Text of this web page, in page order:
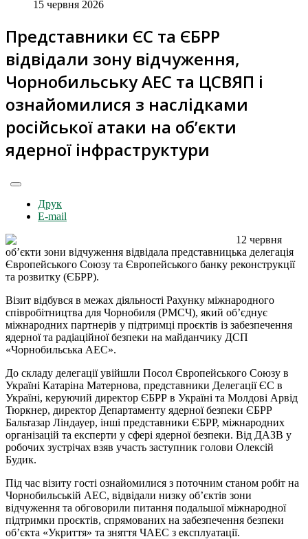
15 червня 2026
Представники ЄС та ЄБРР
відвідали зону відчуження,
Чорнобильську АЕС та ЦСВЯП і
ознайомилися з наслідками
російської атаки на об’єкти
ядерної інфраструктури
Друк
E-mail
12 червня
об’єкти зони відчуження відвідала представницька делегація
Європейського Союзу та Європейського банку реконструкції
та розвитку (ЄБРР).
Візит відбувся в межах діяльності Рахунку міжнародного
співробітництва для Чорнобиля (РМСЧ), який об’єднує
міжнародних партнерів у підтримці проєктів із забезпечення
ядерної та радіаційної безпеки на майданчику ДСП
«Чорнобильська АЕС».
До складу делегації увійшли Посол Європейського Союзу в
Україні Катаріна Матернова, представники Делегації ЄС в
Україні, керуючий директор ЄБРР в Україні та Молдові Арвід
Тюркнер, директор Департаменту ядерної безпеки ЄБРР
Бальтазар Ліндауер, інші представники ЄБРР, міжнародних
організацій та експерти у сфері ядерної безпеки. Від ДАЗВ у
робочих зустрічах взяв участь заступник голови Олексій
Будик.
Під час візиту гості ознайомилися з поточним станом робіт на
Чорнобильській АЕС, відвідали низку об’єктів зони
відчуження та обговорили питання подальшої міжнародної
підтримки проєктів, спрямованих на забезпечення безпеки
об’єкта «Укриття» та зняття ЧАЕС з експлуатації.